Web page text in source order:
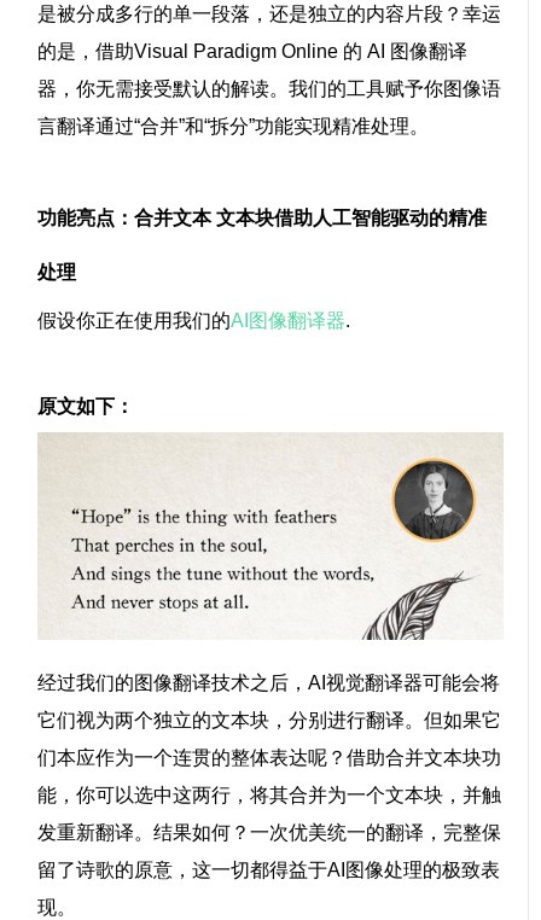
是被分成多行的单一段落，还是独立的内容片段？幸运
的是，借助Visual Paradigm Online 的 AI 图像翻译
器 ，你无需接受默认的解读。我们的工具赋予你图像语
言翻译通过“合并”和“拆分”功能实现精准处理。
功能亮点：合并文本 文本块借助人工智能驱动的精准
处理
假设你正在使用我们的AI图像翻译器.
原文如下：
经过我们的图像翻译技术之后，AI视觉翻译器可能会将
它们视为两个独立的文本块，分别进行翻译。但如果它
们本应作为一个连贯的整体表达呢？借助合并文本块功
能，你可以选中这两行，将其合并为一个文本块，并触
发重新翻译。结果如何？一次优美统一的翻译，完整保
留了诗歌的原意，这一切都得益于AI图像处理的极致表
现。